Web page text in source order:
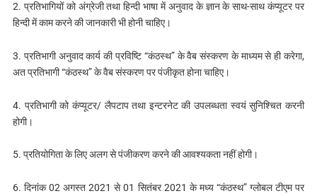
2. प्रतिभागियों को अंग्रेजी तथा हिन्दी भाषा में अनुवाद के ज्ञान के साथ-साथ कंप्यूटर पर
हिन्दी में काम करने की जानकारी भी होनी चाहिए।
3. प्रतिभागी अनुवाद कार्य की प्रविष्टि “कंठस्थ” के वैब संस्करण के माध्यम से ही करेगा,
अत प्रतिभागी “कंठस्थ” के वैब संस्करण पर पंजीकृत होना चाहिए।
4. प्रतिभागी को कंप्यूटर/ लैपटाप तथा इन्टरनेट की उपलब्धता स्वयं सुनिश्चित करनी
होगी।
5. प्रतियोगिता के लिए अलग से पंजीकरण करने की आवश्यकता नहीं होगी।
6. दिनांक 02 अगस्त 2021 से 01 सितंबर 2021 के मध्य “कंठस्थ” ग्लोबल टीएम पर